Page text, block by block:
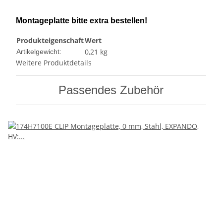
Montageplatte bitte extra bestellen!
ProdukteigenschaftWert
Artikelgewicht: 0,21 kg
Weitere Produktdetails
Passendes Zubehör